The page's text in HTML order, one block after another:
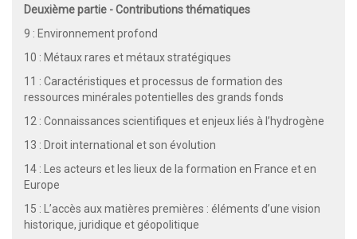
Deuxième partie - Contributions thématiques
9 : Environnement profond
10 : Métaux rares et métaux stratégiques
11 : Caractéristiques et processus de formation des
ressources minérales potentielles des grands fonds
12 : Connaissances scientifiques et enjeux liés à l’hydrogène
13 : Droit international et son évolution
14 : Les acteurs et les lieux de la formation en France et en
Europe
15 : L’accès aux matières premières : éléments d’une vision
historique, juridique et géopolitique